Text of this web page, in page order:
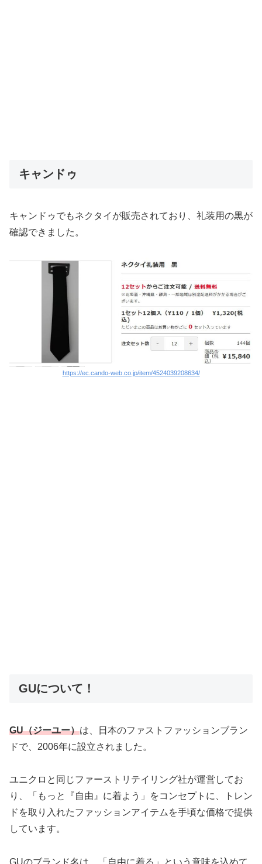
キャンドゥ
キャンドゥでもネクタイが販売されており、礼装用の黒が
確認できました。
https://ec.cando-web.co.jp/item/4524039208634/
GUについて！
GU（ジーユー）は、日本のファストファッションブラン
ドで、2006年に設立されました。
ユニクロと同じファーストリテイリング社が運営してお
り、「もっと『自由』に着よう」をコンセプトに、トレン
ドを取り入れたファッションアイテムを手頃な価格で提供
しています。